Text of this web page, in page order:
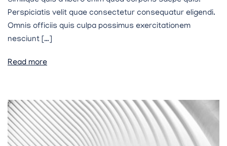
Perspiciatis velit quae consectetur consequatur eligendi.
Omnis officiis quis culpa possimus exercitationem
nesciunt […]
Read more